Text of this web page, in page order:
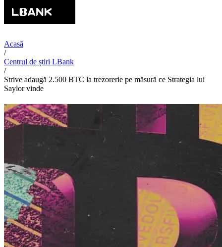
Acasă
/
Centrul de știri LBank
/
Strive adaugă 2.500 BTC la trezorerie pe măsură ce Strategia lui
Saylor vinde